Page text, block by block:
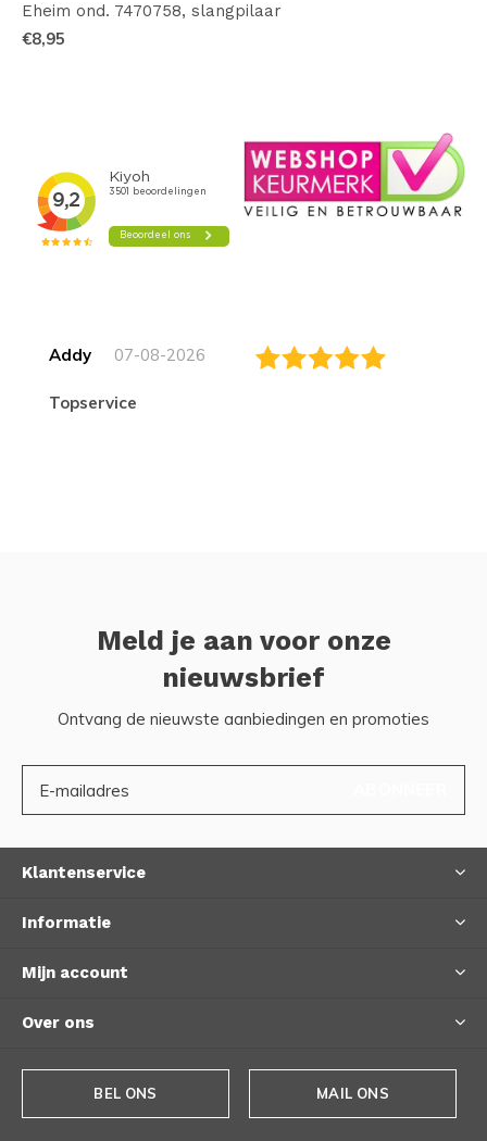
Eheim ond. 7470758, slangpilaar
€8,95
Addy 07-08-2026
topservice
Meld je aan voor onze
nieuwsbrief
Ontvang de nieuwste aanbiedingen en promoties
Klantenservice
Informatie
Mijn account
Over ons
BEL ONS MAIL ONS